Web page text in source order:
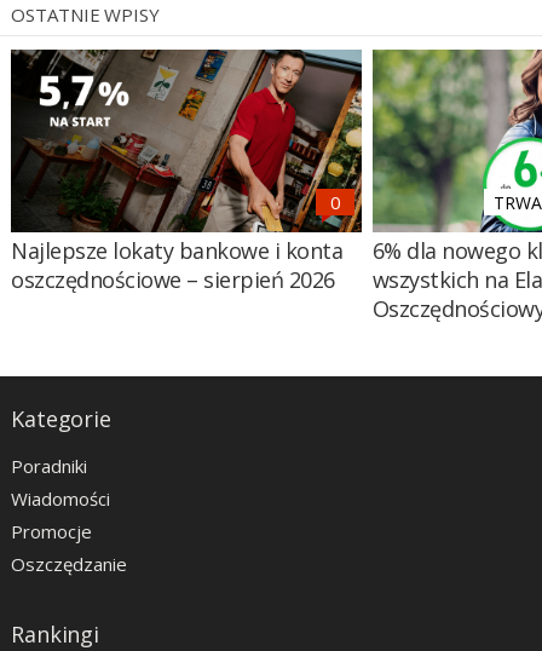
OSTATNIE WPISY
Najlepsze lokaty bankowe i konta
oszczędnościowe – sierpień 2026
6% dla nowego
wszystkich na
Kategorie
Poradniki
Wiadomości
Promocje
Oszczędzanie
Rankingi